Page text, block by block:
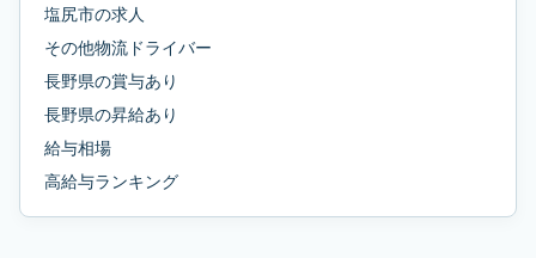
塩尻市の求人
その他物流ドライバー
長野県の賞与あり
長野県の昇給あり
給与相場
高給与ランキング